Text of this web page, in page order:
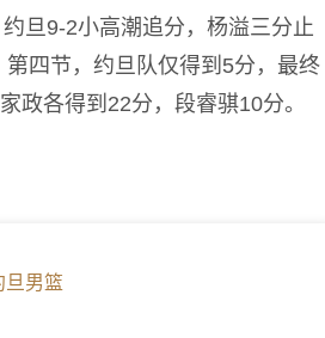
旦9-2小高潮追分，杨溢三分止
四节，约旦队仅得到5分，最终
政各得到22分，段睿骐10分。
旦男篮